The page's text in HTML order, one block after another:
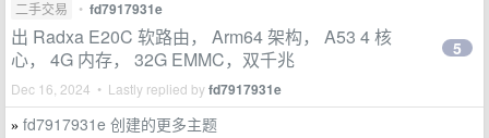
二手交易 • fd7917931e
出 Radxa E20C 软路由， Arm64 架构， A53 4 核
心， 4G 内存， 32G EMMC，双千兆
Dec 16, 2024 • Lastly replied byfd7917931e
5
» fd7917931e 创建的更多主题